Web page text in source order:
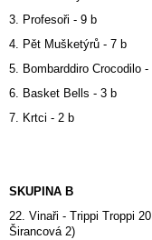
3. Profesoři - 9 b
4. Pět Mušketýrů - 7 b
5. Bombarddiro Crocodilo -
6. Basket Bells - 3 b
7. Krtci - 2 b
SKUPINA B
22. Vinaři - Trippi Troppi
Širancová 2)